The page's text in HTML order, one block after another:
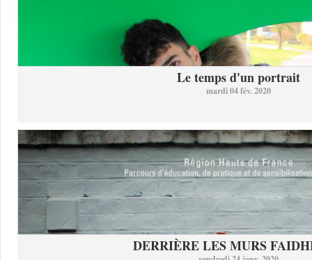
Le temps d'un portrait
mardi 04 fév. 2020
DERRIÈRE LES MURS